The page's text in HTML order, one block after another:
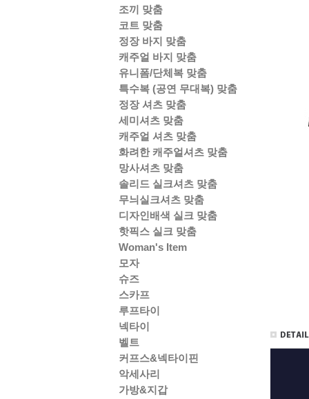
조끼 맞춤
코트 맞춤
정장 바지 맞춤
캐주얼 바지 맞춤
유니폼/단체복 맞춤
특수복 (공연 무대복) 맞춤
정장 셔츠 맞춤
세미셔츠 맞춤
캐주얼 셔츠 맞춤
화려한 캐주얼셔츠 맞춤
망사셔츠 맞춤
솔리드 실크셔츠 맞춤
무늬실크셔츠 맞춤
디자인배색 실크 맞춤
핫픽스 실크 맞춤
Woman's Item
모자
슈즈
스카프
루프타이
넥타이
벨트
커프스&넥타이핀
악세사리
가방&지갑